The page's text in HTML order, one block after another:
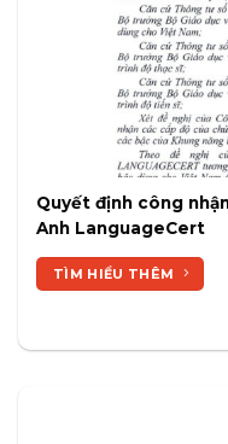
Quyết định công
Anh LanguageCert
TÌM HIỂU THÊM